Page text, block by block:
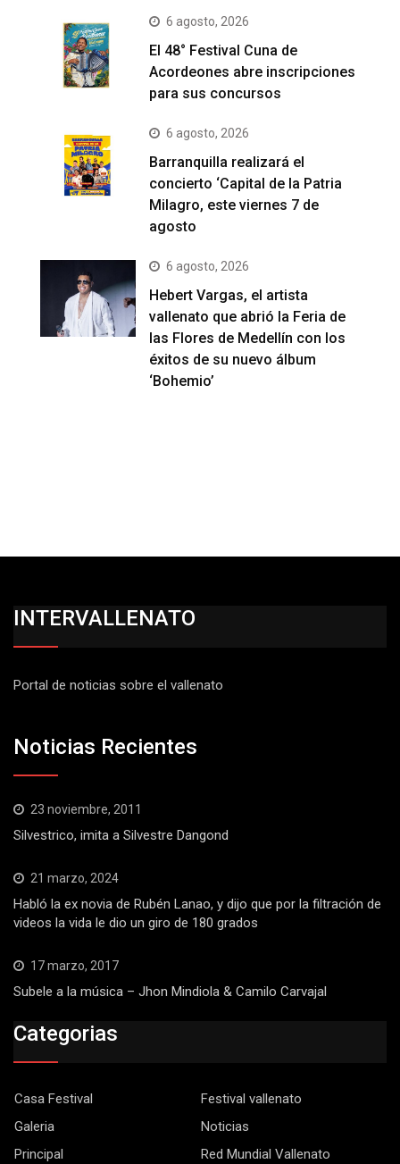
6 agosto, 2026
El 48° Festival Cuna de
Acordeones abre inscripciones
para sus concursos
6 agosto, 2026
Barranquilla realizará el
concierto ‘Capital de la Patria
Milagro, este viernes 7 de
agosto
6 agosto, 2026
Hebert Vargas, el artista
vallenato que abrió la Feria de
las Flores de Medellín con los
éxitos de su nuevo álbum
‘Bohemio’
INTERVALLENATO
Portal de noticias sobre el vallenato
Noticias Recientes
23 noviembre, 2011
Silvestrico, imita a Silvestre Dangond
21 marzo, 2024
Habló la ex novia de Rubén Lanao, y dijo que por la filtración de
videos la vida le dio un giro de 180 grados
17 marzo, 2017
Subele a la música – Jhon Mindiola & Camilo Carvajal
Categorias
Casa Festival
Festival vallenato
Galeria
Noticias
Principal
Red Mundial Vallenato